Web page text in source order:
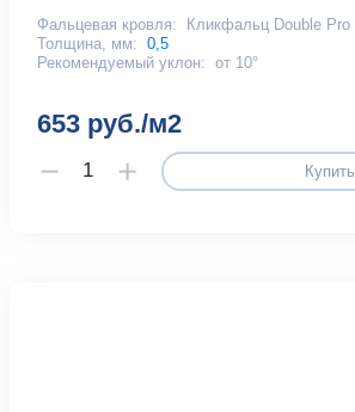
Фальцевая кровля:
Кликфальц Double Pro
Толщина, мм: 0,5
Рекомендуемый уклон: от 10°
653 руб./м2
Купить